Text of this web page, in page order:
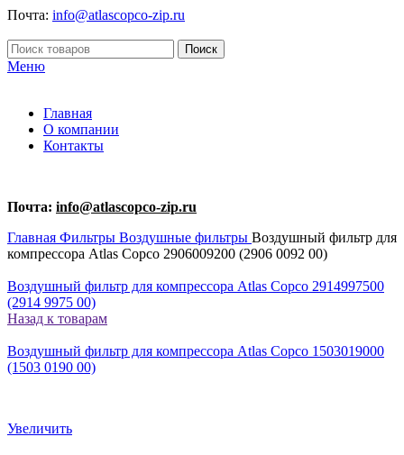
Почта: info@atlascopco-zip.ru
Поиск
Меню
Главная
О компании
Контакты
Почта: info@atlascopco-zip.ru
Главная Фильтры Воздушные фильтры Воздушный фильтр для
компрессора Atlas Copco 2906009200 (2906 0092 00)
Воздушный фильтр для компрессора Atlas Copco 2914997500
(2914 9975 00)
Назад к товарам
Воздушный фильтр для компрессора Atlas Copco 1503019000
(1503 0190 00)
Увеличить